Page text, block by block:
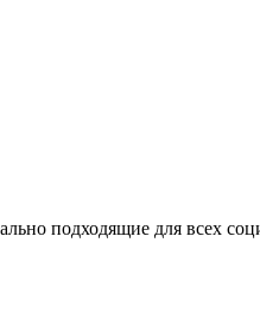
подходящие для всех